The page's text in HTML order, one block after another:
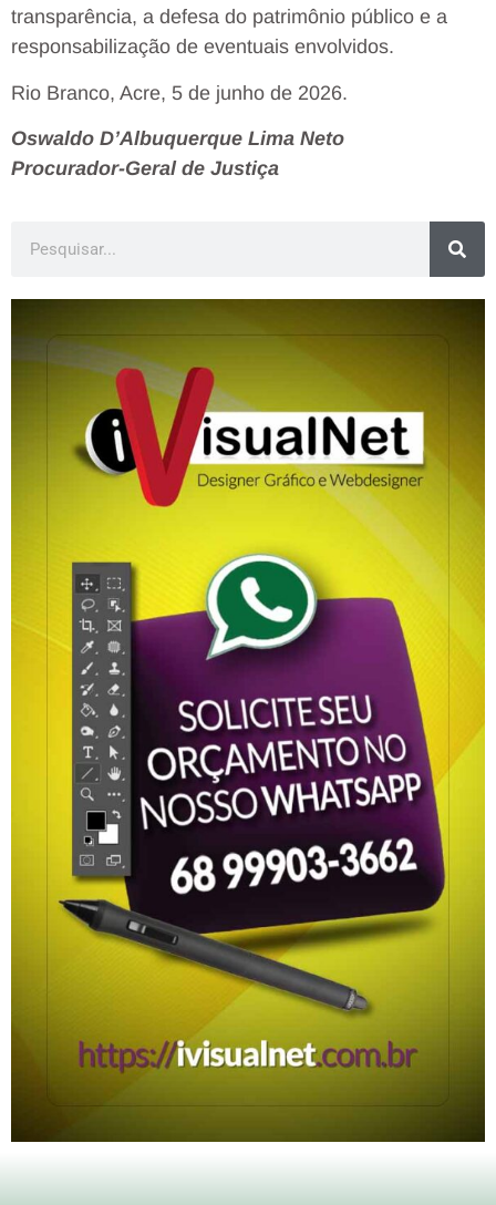
transparência, a defesa do patrimônio público e a
responsabilização de eventuais envolvidos.
Rio Branco, Acre, 5 de junho de 2026.
Oswaldo D’Albuquerque Lima Neto
Procurador-Geral de Justiça